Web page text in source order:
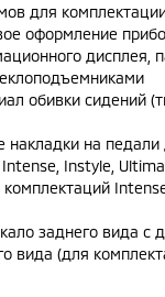
для
оформление
дисплея,
обивки сидений
накладки на педали
Instyle,
комплектаций
заднего вида с
вида (для